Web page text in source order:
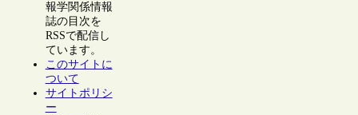
報学関係情報
誌の目次を
RSSで配信し
ています。
このサイトに
ついて
サイトポリシ
ー